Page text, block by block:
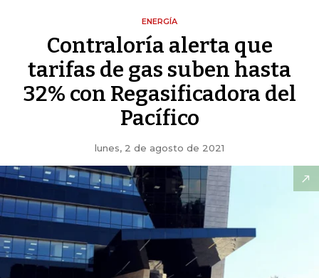
ENERGÍA
Contraloría alerta que
tarifas de gas suben hasta
32% con Regasificadora del
Pacífico
lunes, 2 de agosto de 2021